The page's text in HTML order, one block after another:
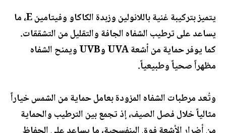
يتميز بتركيبة غنية باللانولين وزبدة الكاكاو وفيتامين E، ما
يساعد على ترطيب الشفاه الجافة والتقليل من التشققات.
كما يوفر حماية من أشعة UVA وUVB ويمنح الشفاه
مظهراً صحياً وطبيعياً.
وتُعد مرطبات الشفاه المزودة بعامل حماية من الشمس خياراً
مثالياً خلال فصل الصيف، إذ تجمع بين الترطيب والحماية